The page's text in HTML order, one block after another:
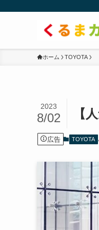
ホーム TOYOTA
【
2023
8/02
広告 TOYOTA